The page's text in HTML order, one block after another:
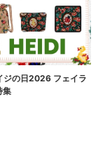
の日2026 フェイラ
集